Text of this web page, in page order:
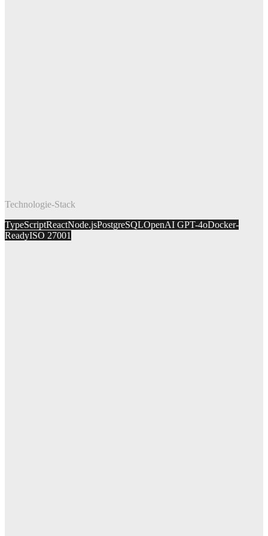
Technologie-Stack
TypeScriptReactNode.jsPostgreSQLOpenAI GPT-4oDocker-
ReadyISO 27001